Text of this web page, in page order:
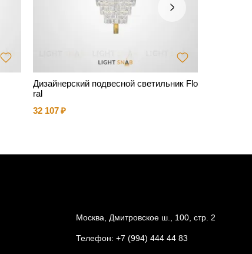
Дизайнерский подвесной светильник Flo
ral
32 107
Москва, Дмитровское ш., 100, стр. 2
Телефон: +7 (994) 444 44 83